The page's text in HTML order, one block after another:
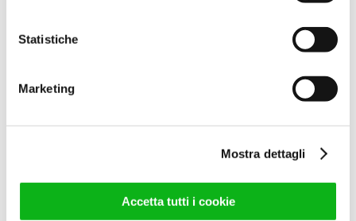
Statistiche
Marketing
Mostra dettagli
Accetta tutti i cookie
(IVA escl.)
42,70€(IVA incl.)